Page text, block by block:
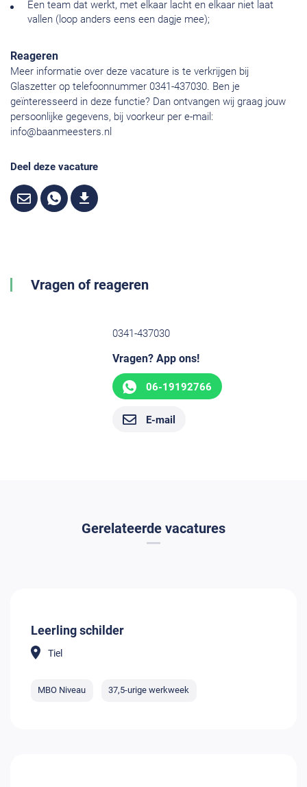
Een team dat werkt, met elkaar lacht en elkaar niet laat
vallen (loop anders eens een dagje mee);
Reageren
Meer informatie over deze vacature is te verkrijgen bij
Glaszetter op telefoonnummer 0341-437030. Ben je
geïnteresseerd in deze functie? Dan ontvangen wij graag jouw
persoonlijke gegevens, bij voorkeur per e-mail:
info@baanmeesters.nl
Deel deze vacature
Vragen of reageren
0341-437030
Vragen? App ons!
06-19192766
E-mail
Gerelateerde vacatures
Leerling schilder
Tiel
MBO Niveau 37,5-urige werkweek